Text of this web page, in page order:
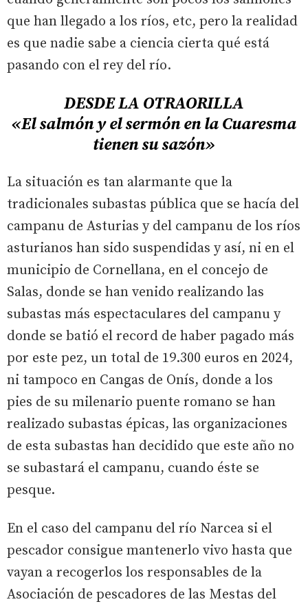
que han llegado a los ríos, etc, pero la realidad
es que nadie sabe a ciencia cierta qué está
pasando con el rey del río.
DESDE LA OTRAORILLA
«El salmón y el sermón en la Cuaresma
tienen su sazón»
La situación es tan alarmante que la
tradicionales subastas pública que se hacía del
campanu de Asturias y del campanu de los ríos
asturianos han sido suspendidas y así, ni en el
municipio de Cornellana, en el concejo de
Salas, donde se han venido realizando las
subastas más espectaculares del campanu y
donde se batió el record de haber pagado más
por este pez, un total de 19.300 euros en 2024,
ni tampoco en Cangas de Onís, donde a los
pies de su milenario puente romano se han
realizado subastas épicas, las organizaciones
de esta subastas han decidido que este año no
se subastará el campanu, cuando éste se
pesque.
En el caso del campanu del río Narcea si el
pescador consigue mantenerlo vivo hasta que
vayan a recogerlos los responsables de la
Asociación de pescadores de las Mestas del